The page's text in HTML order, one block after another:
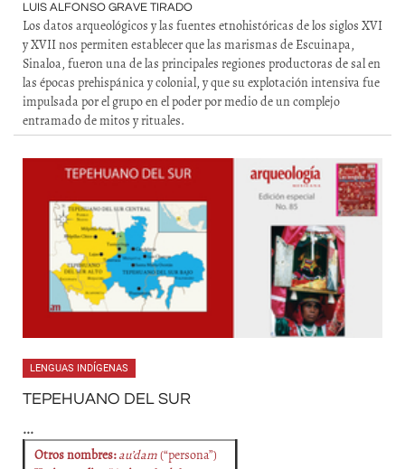
LUIS ALFONSO GRAVE TIRADO
Los datos arqueológicos y las fuentes etnohistóricas de los siglos XVI
y XVII nos permiten establecer que las marismas de Escuinapa,
Sinaloa, fueron una de las principales regiones productoras de sal en
las épocas prehispánica y colonial, y que su explotación intensiva fue
impulsada por el grupo en el poder por medio de un complejo
entramado de mitos y rituales.
LENGUAS INDÍGENAS
TEPEHUANO DEL SUR
...
Otros nombres:au’dam(“persona”)